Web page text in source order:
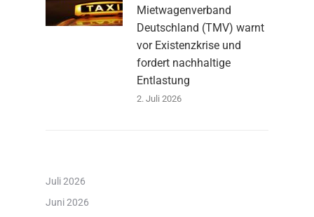
Mietwagenverband
Deutschland (TMV) warnt
vor Existenzkrise und
fordert nachhaltige
Entlastung
2. Juli 2026
Juli 2026
Juni 2026